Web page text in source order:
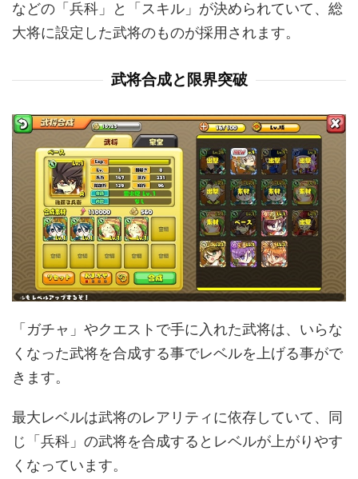
などの「兵科」と「スキル」が決められていて、総
大将に設定した武将のものが採用されます。
武将合成と限界突破
「ガチャ」やクエストで手に入れた武将は、いらな
くなった武将を合成する事でレベルを上げる事がで
きます。
最大レベルは武将のレアリティに依存していて、同
じ「兵科」の武将を合成するとレベルが上がりやす
くなっています。